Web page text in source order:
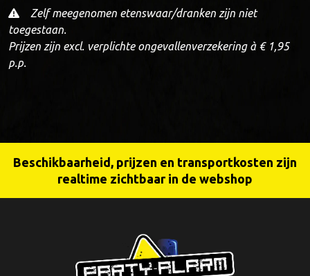
Zelf meegenomen etenswaar/dranken zijn niet
toegestaan.
Prijzen zijn excl. verplichte ongevallenverzekering à € 1,95
p.p.
Beschikbaarheid, prijzen en transportkosten zijn
realtime zichtbaar in de webshop